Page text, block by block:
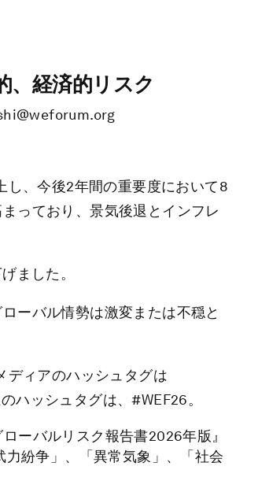
、経済的リスク
、今後2年間の重要度において8
っており、景気後退とインフレ
ました。
ーバル情勢は激変または不穏と
ディアのハッシュタグは
ハッシュタグは、#WEF26。
ーバルリスク報告書2026年版』
紛争」、「異常気象」、「社会